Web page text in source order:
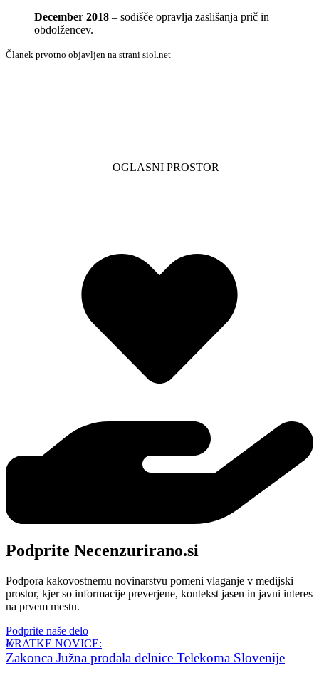
December 2018 – sodišče opravlja zaslišanja prič in
obdolžencev.
Članek prvotno objavljen na strani siol.net
Podprite Necenzurirano.si
Podpora kakovostnemu novinarstvu pomeni vlaganje v medijski
prostor, kjer so informacije preverjene, kontekst jasen in javni interes
na prvem mestu.
Podprite naše delo
KRATKE NOVICE:
Zakonca Južna prodala delnice Telekoma Slovenije